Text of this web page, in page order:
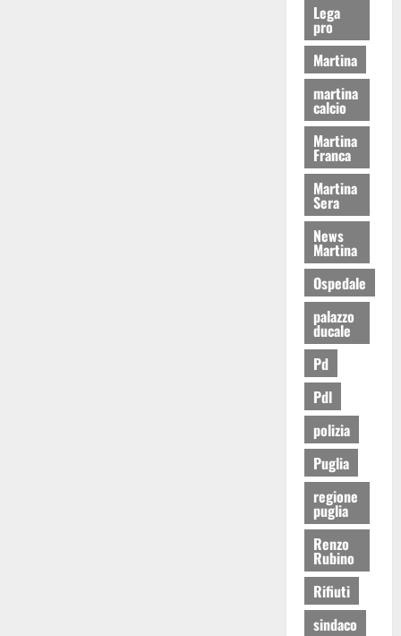
Lega
pro
Martina
martina
calcio
Martina
Franca
Martina
Sera
News
Martina
Ospedale
palazzo
ducale
Pd
Pdl
polizia
Puglia
regione
puglia
Renzo
Rubino
Rifiuti
sindaco